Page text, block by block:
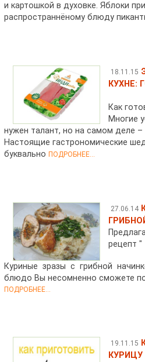
и картошкой в духовке. Яблоки
распространнёному блюду
18.11.15
КУХНЕ:
Как
Многие
нужен талант, но на самом деле –
Настоящие гастрономические
буквальноПОДРОБНЕЕ...
27.06.14
рецепт "
Куриные зразы с грибной
блюдо Вы несомненно сможете
ПОДРОБНЕЕ...
19.11.15
КУРИЦУ